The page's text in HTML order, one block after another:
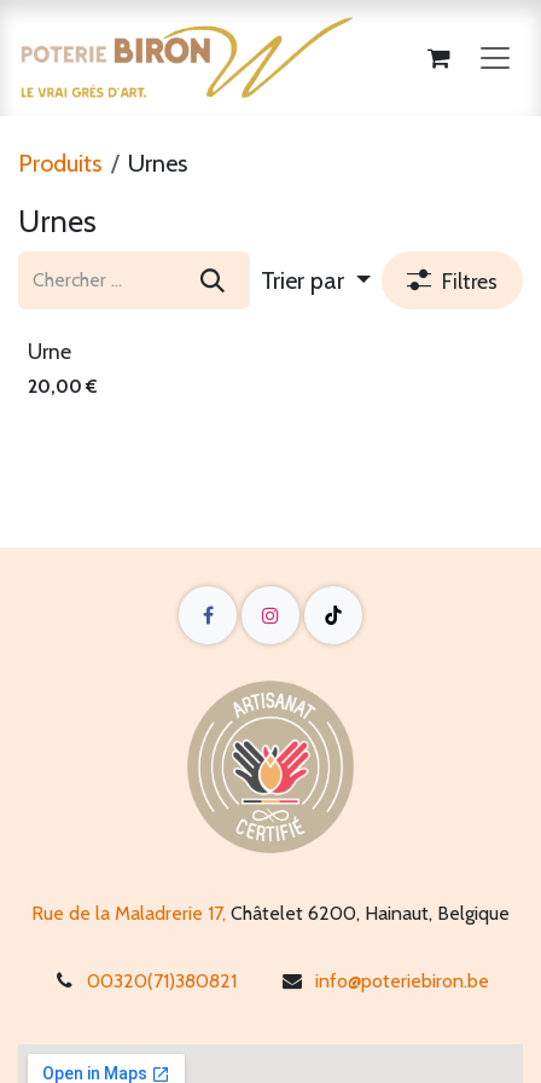
Produits Urnes
Urnes
Trier par Filtres
Urne
20,00 €
Rue de la Maladrerie 17, Châtelet 6200, Hainaut, Belgique
00320(71)380821 info@poteriebiron.be